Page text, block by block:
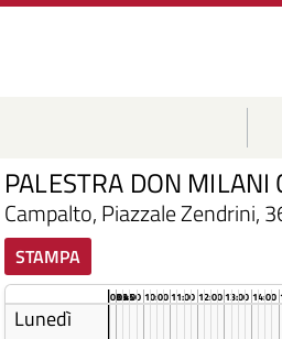
PALESTRA DON MILANI
Campalto, Piazzale Zendrini,
STAMPA
08:45
09:00 10:0011:00 12:0013:00 14:00
Lunedì